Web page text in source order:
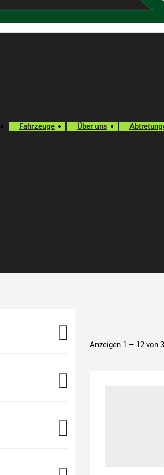
Fahrzeuge Über uns
Anzeigen 1 – 12 von